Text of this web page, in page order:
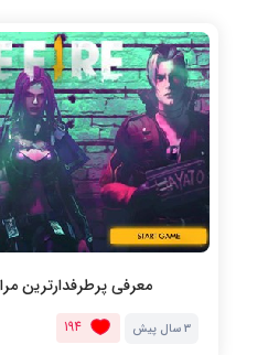
معرفی پرطرفدارترین
3 سال پیش 194